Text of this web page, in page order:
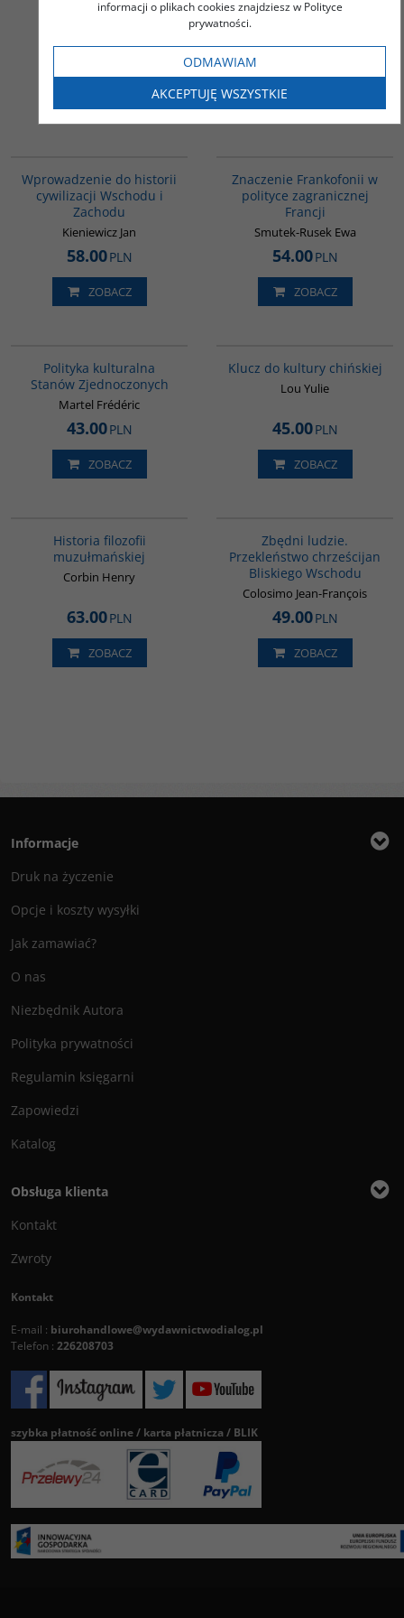
Królestwa Nepalu
systemie politycznym
niepodległych Indii
Dębnicki Krzysztof
Wprowadzenie do historii
cywilizacji Wschodu i
Zachodu
Kieniewicz Jan
58.00PLN
ZOBACZ
Znaczenie Frankofonii w
polityce zagranicznej
Francji
Smutek-Rusek Ewa
54.00PLN
ZOBACZ
Polityka kulturalna
Stanów Zjednoczonych
Martel Frédéric
43.00PLN
ZOBACZ
Klucz do kultury chińskiej
Lou Yulie
45.00PLN
ZOBACZ
Historia filozofii
muzułmańskiej
Corbin Henry
63.00PLN
ZOBACZ
Zbędni ludzie.
Przekleństwo chrześcijan
Bliskiego Wschodu
Colosimo Jean-François
49.00PLN
ZOBACZ
Informacje
Druk na życzenie
Opcje i koszty wysyłki
Jak zamawiać?
O nas
Niezbędnik Autora
Polityka prywatności
Regulamin księgarni
Zapowiedzi
Katalog
Obsługa klienta
Kontakt
Zwroty
Kontakt
E-mail : biurohandlowe@wydawnictwodialog.pl
Telefon : 226208703
szybka płatność online / karta płatnicza / BLIK
informacji o plikach cookies znajdziesz w Polityce
prywatności.
ODMAWIAM
AKCEPTUJĘ WSZYSTKIE